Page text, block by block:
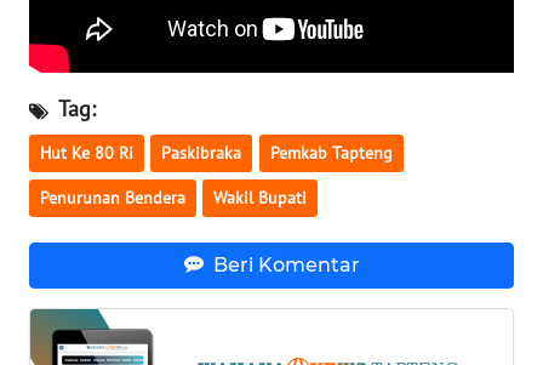
Tag:
Hut Ke 80 Ri Paskibraka Pemkab Tapteng
Penurunan Bendera Wakil Bupati
Beri Komentar
MALUT
WN
DAIRI
WN
DANAU
TOBA
WN
NIAS